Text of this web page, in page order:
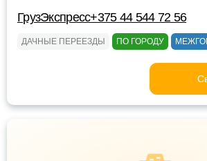
ГрузЭкспресс+375 44 544 72 56
ДАЧНЫЕ ПЕРЕЕЗДЫ ПО ГОРОДУ